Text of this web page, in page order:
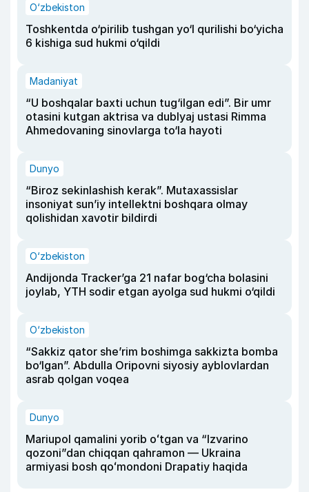
O‘zbekiston
Toshkentda o‘pirilib tushgan yo‘l qurilishi bo‘yicha
6 kishiga sud hukmi o‘qildi
Madaniyat
“U boshqalar baxti uchun tug‘ilgan edi”. Bir umr
otasini kutgan aktrisa va dublyaj ustasi Rimma
Ahmedovaning sinovlarga to‘la hayoti
Dunyo
“Biroz sekinlashish kerak”. Mutaxassislar
insoniyat sun’iy intellektni boshqara olmay
qolishidan xavotir bildirdi
O‘zbekiston
Andijonda Tracker’ga 21 nafar bog‘cha bolasini
joylab, YTH sodir etgan ayolga sud hukmi o‘qildi
O‘zbekiston
“Sakkiz qator she’rim boshimga sakkizta bomba
bo‘lgan”. Abdulla Oripovni siyosiy ayblovlardan
asrab qolgan voqea
Dunyo
Mariupol qamalini yorib oʻtgan va “Izvarino
qozoni”dan chiqqan qahramon — Ukraina
armiyasi bosh qoʻmondoni Drapatiy haqida